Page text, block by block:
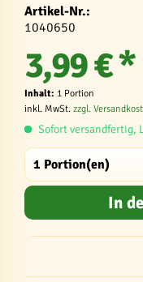
Artikel-Nr.:
1040650
3,99 € *
Inhalt: 1 Portion
inkl. MwSt. zzgl.
Sofort versandfertig,
In